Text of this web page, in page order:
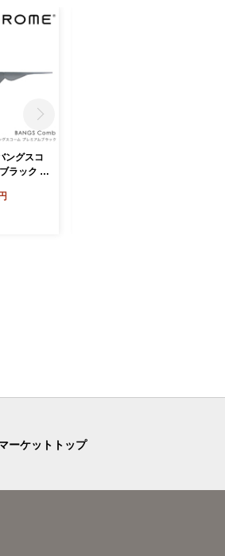
ングスコ
ラック ヘ
ヘアケ
ーケットトップ